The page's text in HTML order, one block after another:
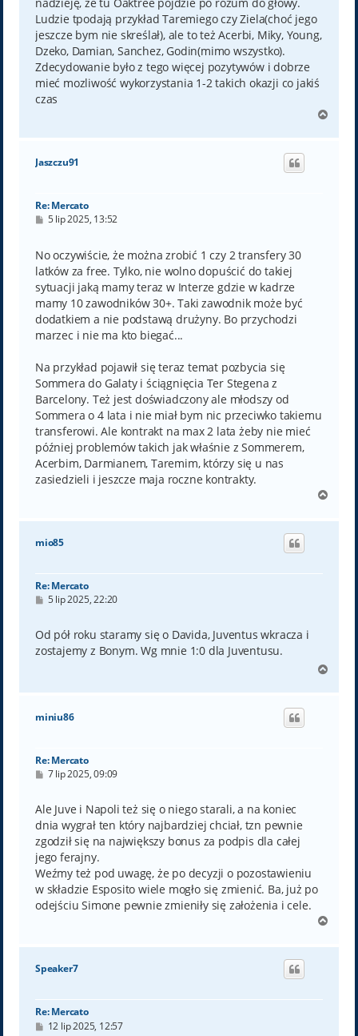
Ludzie tpodają przykład Taremiego czy Ziela(choć jego
jeszcze bym nie skreślał), ale to też Acerbi, Miky, Young,
Dzeko, Damian, Sanchez, Godin(mimo wszystko).
Zdecydowanie było z tego więcej pozytywów i dobrze
mieć mozliwość wykorzystania 1-2 takich okazji co jakiś
czas
g
Jaszczu91
Re: Mercato
P
t
5 lip 2025, 13:52
No oczywiście, że można zrobić 1 czy 2 transfery 30
latków za free. Tylko, nie wolno dopuścić do takiej
sytuacji jaką mamy teraz w Interze gdzie w kadrze
mamy 10 zawodników 30+. Taki zawodnik może być
dodatkiem a nie podstawą drużyny. Bo przychodzi
marzec i nie ma kto biegać...
Na przykład pojawił się teraz temat pozbycia się
Sommera do Galaty i ściągnięcia Ter Stegena z
Barcelony. Też jest doświadczony ale młodszy od
Sommera o 4 lata i nie miał bym nic przeciwko takiemu
transferowi. Ale kontrakt na max 2 lata żeby nie mieć
później problemów takich jak właśnie z Sommerem,
Acerbim, Darmianem, Taremim, którzy się u nas
zasiedzieli i jeszcze maja roczne kontrakty.
g
mio85
Re: Mercato
P
t
5 lip 2025, 22:20
Od pół roku staramy się o Davida, Juventus wkracza i
zostajemy z Bonym. Wg mnie 1:0 dla Juventusu.
g
miniu86
Re: Mercato
P
t
7 lip 2025, 09:09
Ale Juve i Napoli też się o niego starali, a na koniec
dnia wygrał ten który najbardziej chciał, tzn pewnie
zgodził się na największy bonus za podpis dla całej
jego ferajny.
Weźmy też pod uwagę, że po decyzji o pozostawieniu
w składzie Esposito wiele mogło się zmienić. Ba, już po
odejściu Simone pewnie zmieniły się założenia i cele.
g
Speaker7
Re: Mercato
P12 lip 2025, 12:57